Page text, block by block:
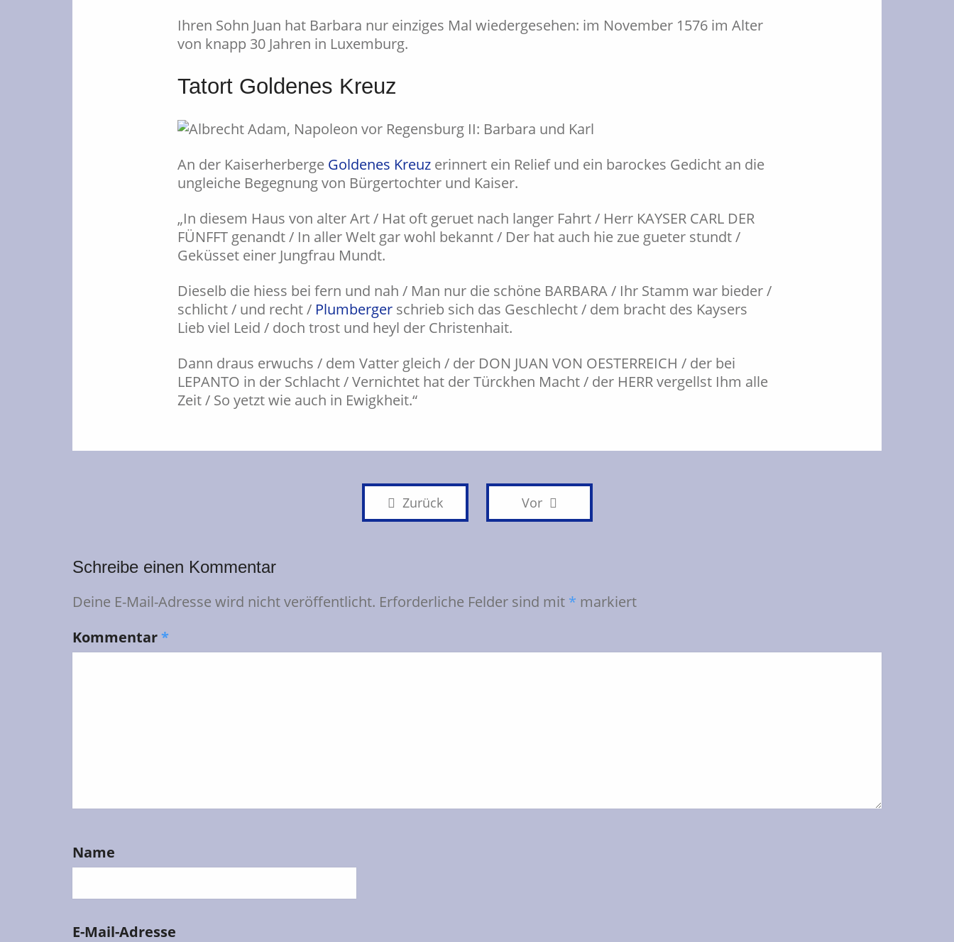
Ihren Sohn Juan hat Barbara nur einziges Mal wiedergesehen: im November 1576 im Alter
von knapp 30 Jahren in Luxemburg.
Tatort Goldenes Kreuz
An der Kaiserherberge Goldenes Kreuz erinnert ein Relief und ein barockes Gedicht an die
ungleiche Begegnung von Bürgertochter und Kaiser.
„In diesem Haus von alter Art / Hat oft geruet nach langer Fahrt / Herr KAYSER CARL DER
FÜNFFT genandt / In aller Welt gar wohl bekannt / Der hat auch hie zue gueter stundt /
Geküsset einer Jungfrau Mundt.
Dieselb die hiess bei fern und nah / Man nur die schöne BARBARA / Ihr Stamm war bieder /
schlicht / und recht / Plumberger schrieb sich das Geschlecht / dem bracht des Kaysers
Lieb viel Leid / doch trost und heyl der Christenhait.
Dann draus erwuchs / dem Vatter gleich / der DON JUAN VON OESTERREICH / der bei
LEPANTO in der Schlacht / Vernichtet hat der Türckhen Macht / der HERR vergellst Ihm alle
Zeit / So yetzt wie auch in Ewigkheit.“
Zurück Vor
Schreibe einen Kommentar
Deine E-Mail-Adresse wird nicht veröffentlicht. Erforderliche Felder sind mit * markiert
Kommentar*
Name
E-Mail-Adresse